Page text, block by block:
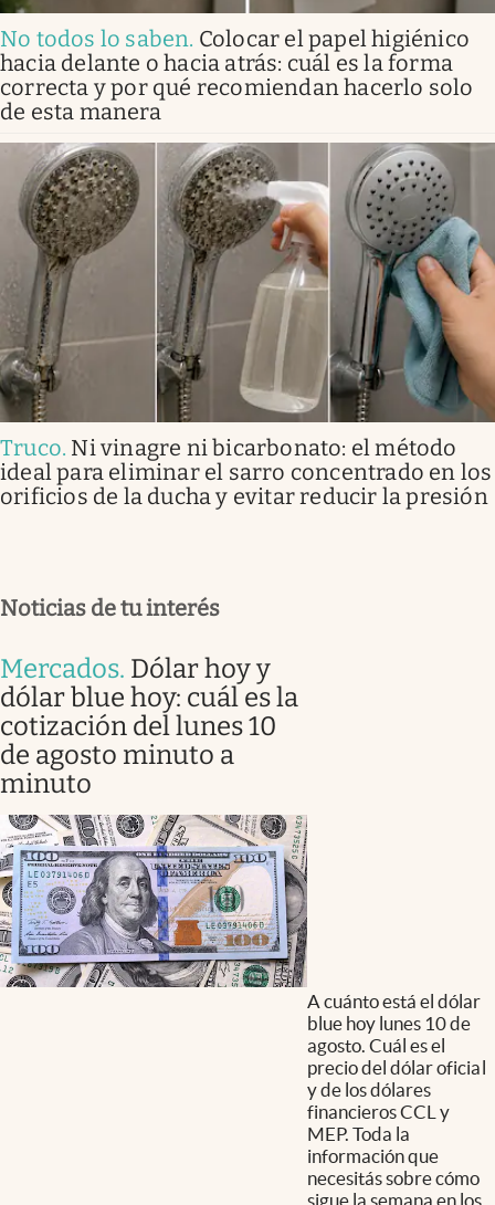
No todos lo saben. Colocar el papel higiénico
hacia delante o hacia atrás: cuál es la forma
correcta y por qué recomiendan hacerlo solo
de esta manera
Truco. Ni vinagre ni bicarbonato: el método
ideal para eliminar el sarro concentrado en los
orificios de la ducha y evitar reducir la presión
Noticias de tu interés
Mercados. Dólar hoy y
dólar blue hoy: cuál es la
cotización del lunes 10
de agosto minuto a
minuto
A cuánto está el dólar
blue hoy lunes 10 de
agosto. Cuál es el
precio del dólar oficial
y de los dólares
financieros CCL y
MEP. Toda la
información que
necesitás sobre cómo
sigue la semana en los